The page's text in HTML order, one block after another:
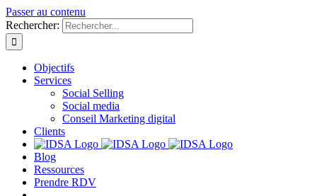
Passer au contenu
Rechercher:
Objectifs
Services
Social Selling
Social media
Conseil Marketing digital
Clients
Blog
Ressources
Prendre RDV